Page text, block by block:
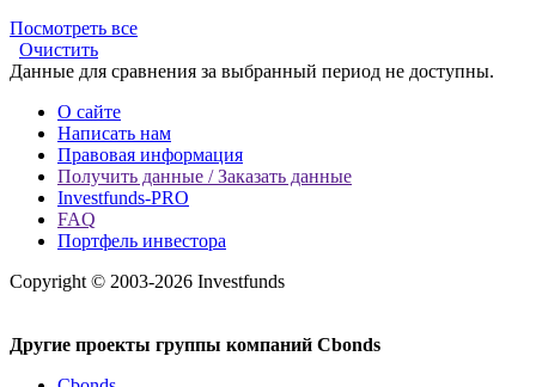
Посмотреть все
Очистить
Данные для сравнения за выбранный период не доступны.
О сайте
Написать нам
Правовая информация
Получить данные / Заказать данные
Investfunds-PRO
FAQ
Портфель инвестора
Copyright © 2003-2026 Investfunds
Другие проекты группы компаний Cbonds